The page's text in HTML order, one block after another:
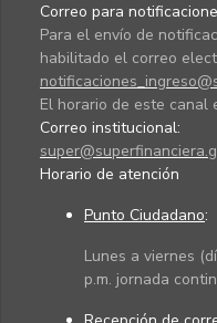
Correo para
Para el envío de
habilitado el correo
El horario de este canal
Correo institucional:
Horario de atención
Punto Ciudadano:
Lunes a viernes
p.m. jornada